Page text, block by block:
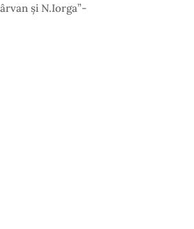
și N.Iorga”-